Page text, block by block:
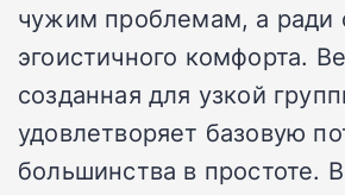
чужим проблемам, а ради
эгоистичного комфорта.
созданная для узкой
удовлетворяет базовую
большинства в простоте.